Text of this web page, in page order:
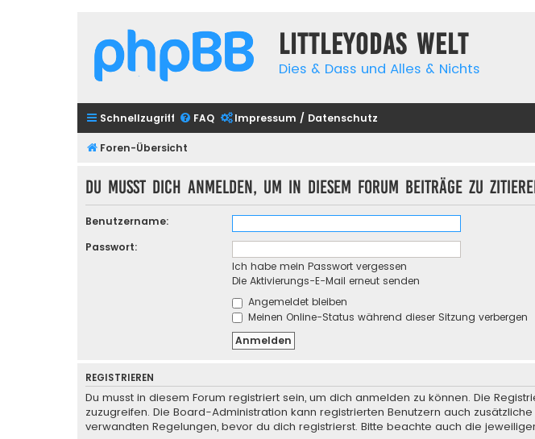
Littleyodas Welt
Dies & Dass und Alles & Nichts
Schnellzugriff FAQ Impressum / Datenschutz
Foren-Übersicht
Du musst dich anmelden, um in diesem Forum Beiträge zu
Benutzername:
Passwort:
Ich habe mein Passwort vergessen
Die Aktivierungs-E-Mail erneut senden
Angemeldet bleiben
Meinen Online-Status während dieser Sitzung verbergen
REGISTRIEREN
Du musst in diesem Forum registriert sein, um dich anmelden zu können. Die
zuzugreifen. Die Board-Administration kann registrierten Benutzern auch
verwandten Regelungen, bevor du dich registrierst. Bitte beachte auch die